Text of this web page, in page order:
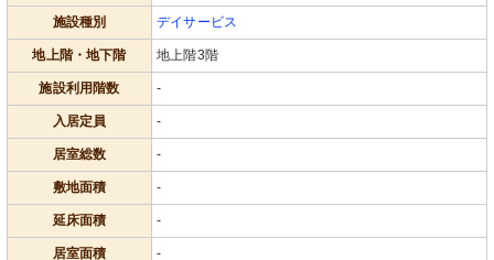
施設種別 デイサービス
地上階・地下階 地上階3階
施設利用階数 -
入居定員 -
居室総数 -
敷地面積 -
延床面積 -
居室面積 -